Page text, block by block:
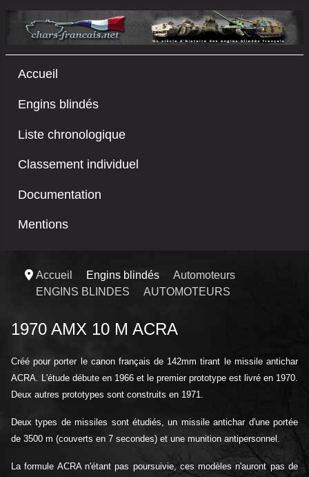
Accueil
Engins blindés
Liste chronologique
Classement individuel
Documentation
Mentions
Accueil Engins blindés
Automoteurs
ENGINS BLINDES
AUTOMOTEURS
1970 AMX 10 M ACRA
Créé pour porter le canon français de 142mm tirant le missile antichar
ACRA. L'étude débute en 1966 et le premier prototype est livré en 1970.
Deux autres prototypes sont construits en 1971.
Deux types de missiles sont étudiés, un missile antichar d'une portée
de 3500 m (couverts en 7 secondes) et une munition antipersonnel.
La formule ACRA n'étant pas poursuivie, ces modèles n'auront pas de